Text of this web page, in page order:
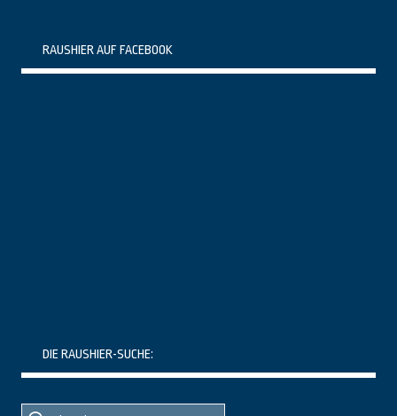
RAUSHIER AUF FACEBOOK
DIE RAUSHIER-SUCHE:
Suche
Suche